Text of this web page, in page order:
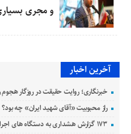
و مجری
آخرین اخبار
خبرنگاری؛ روایت حقیقت در روزگار
راز محبوبیت «آقای شهید ایران» چه بود؟
۱۷۳ گزارش هشداری به دستگاه های اجرایی در خصوص ترک فعل ها